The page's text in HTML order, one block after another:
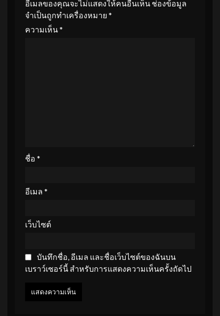
อีเมลของคุณจะไม่แสดงให้คนอื่นเห็น ช่องข้อมูล
จำเป็นถูกทำเครื่องหมาย *
ความเห็น*
ชื่อ *
อีเมล *
เว็บไซต์
บันทึกชื่อ, อีเมล และชื่อเว็บไซต์ของฉันบน
เบราว์เซอร์นี้ สำหรับการแสดงความเห็นครั้งถัดไป